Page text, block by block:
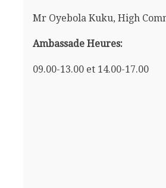
Mr Oyebola Kuku, High
Ambassade Heures:
09.00-13.00 et 14.00-17.00